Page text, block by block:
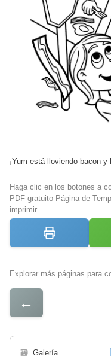
¡Yum está lloviendo bacon y
Haga clic en los botones a
PDF gratuito Página de
imprimir
Explorar más páginas para
←
🗃 Galería